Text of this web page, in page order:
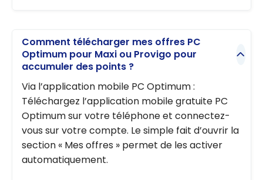
Comment télécharger mes offres PC
Optimum pour Maxi ou Provigo pour
accumuler des points ?
Via l’application mobile PC Optimum :
Téléchargez l’application mobile gratuite PC
Optimum sur votre téléphone et connectez-
vous sur votre compte. Le simple fait d’ouvrir la
section « Mes offres » permet de les activer
automatiquement.